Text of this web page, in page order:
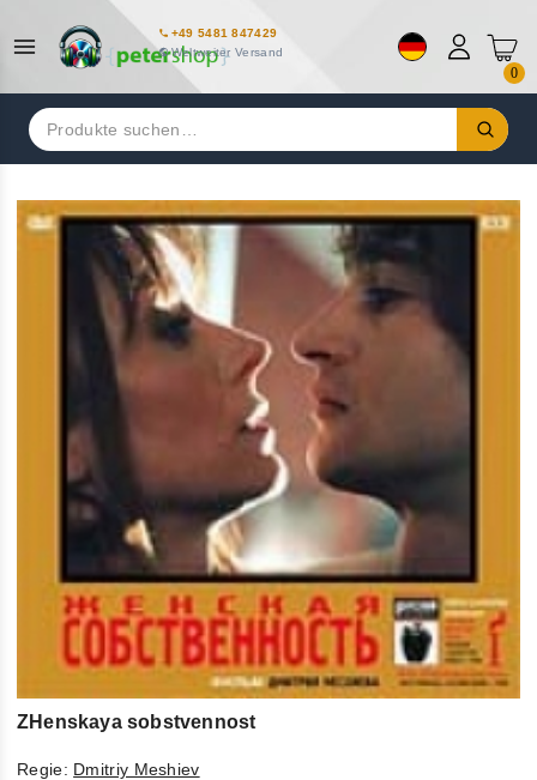
+49 5481 847429
Weltweiter Versand
0
Suchen
nach:
ZHenskaya sobstvennost
Regie: Dmitriy Meshiev